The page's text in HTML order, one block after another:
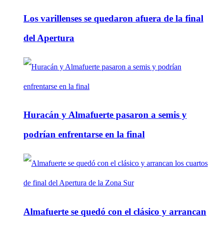
Los varillenses se quedaron afuera de la final
del Apertura
Huracán y Almafuerte pasaron a semis y
podrían enfrentarse en la final
Almafuerte se quedó con el clásico y arrancan